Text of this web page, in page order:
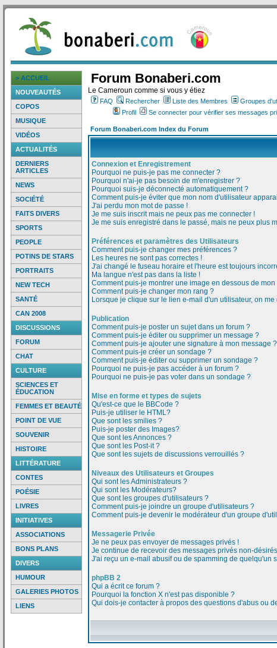
> ACCUEIL
NOUVEAUTÉS
COPOS
MUSIQUE
VIDÉOS
ACTUALITÉS
DERNIERS
ARTICLES
NEWS
SOCIÉTÉ
FAITS DIVERS
SPORTS
PEOPLE
POTINS DE STARS
PORTRAITS
NEW TECH
SANTÉ
CAN 2008
DISCUSSIONS
FORUM
CHAT
CULTURE
SCIENCES ET
ÉDUCATION
FEMMES ET BEAUTÉ
POINT DE VUE
SOUVENIR
HISTOIRE
LITTÉRATURE
CONTES
POÉSIE
LIVRES
INITIATIVES
ASSOCIATIONS
BONS PLANS
DIVERS
HUMOUR
GALERIES PHOTOS
LIENS
Forum Bonaberi.com
Le Cameroun comme si vous y étiez
FAQ Rechercher Liste des Membres Groupes
Profil
Se connecter pour vérifier ses messages
Forum Bonaberi.com Index du Forum
Connexion et Enregistrement
Pourquoi ne puis-je pas me connecter ?
Pourquoi n'ai-je pas besoin de m'enregistrer ?
Pourquoi suis-je déconnecté automatiquement ?
Comment puis-je éviter que mon nom d'utilisateur
J'ai perdu mon mot de passe !
Je me suis inscrit mais ne peux pas me connecter !
Je me suis enregistré dans le passé, mais ne peux plus
Préférences et paramètres des Utilisateurs
Comment puis-je changer mes préférences ?
Les heures ne sont pas correctes !
J'ai changé le fuseau horaire et l'heure est toujours
Ma langue n'est pas dans la liste !
Comment puis-je montrer une image en dessous de
Comment puis-je changer mon rang ?
Lorsque je clique sur le lien e-mail d'un utilisateur, on
Publication
Comment puis-je poster un sujet dans un forum ?
Comment puis-je éditer ou supprimer un message ?
Comment puis-je ajouter une signature à mon message ?
Comment puis-je créer un sondage ?
Comment puis-je éditer ou supprimer un sondage ?
Pourquoi ne puis-je pas accéder à un forum ?
Pourquoi ne puis-je pas voter dans un sondage ?
Mise en forme et types de sujets
Qu'est-ce que le BBCode ?
Puis-je utiliser le HTML?
Que sont les smilies ?
Puis-je poster des Images?
Que sont les Annonces ?
Que sont les Post-it ?
Que sont les sujets de discussions verrouillés ?
Niveaux des Utilisateurs et Groupes
Qui sont les Administrateurs ?
Qui sont les Modérateurs?
Que sont les groupes d'utilisateurs ?
Comment puis-je joindre un groupe d'utilisateurs ?
Comment puis-je devenir le modérateur d'un groupe
Messagerie Privée
Je ne peux pas envoyer de messages privés !
Je continue de recevoir des messages privés non-
J'ai reçu un e-mail abusif ou de spamming de quelqu'un
phpBB 2
Qui a écrit ce forum ?
Pourquoi la fonction X n'est pas disponible ?
Qui dois-je contacter à propos des questions d'abus ou